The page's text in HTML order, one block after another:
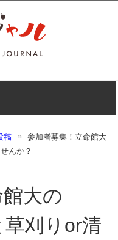
稿
参加者募集！立命館大
んか？
大の
刈りor清